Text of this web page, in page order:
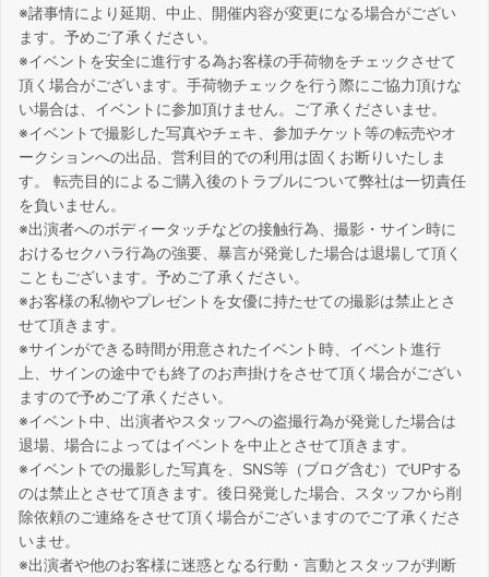
※諸事情により延期、中止、開催内容が変更になる場合がござい
ます。予めご了承ください。
※イベントを安全に進行する為お客様の手荷物をチェックさせて
頂く場合がございます。手荷物チェックを行う際にご協力頂けな
い場合は、イベントに参加頂けません。ご了承くださいませ。
※イベントで撮影した写真やチェキ、参加チケット等の転売やオ
ークションへの出品、営利目的での利用は固くお断りいたしま
す。 転売目的によるご購入後のトラブルについて弊社は一切責任
を負いません。
※出演者へのボディータッチなどの接触行為、撮影・サイン時に
おけるセクハラ行為の強要、暴言が発覚した場合は退場して頂く
こともございます。予めご了承ください。
※お客様の私物やプレゼントを女優に持たせての撮影は禁止とさ
せて頂きます。
※サインができる時間が用意されたイベント時、イベント進行
上、サインの途中でも終了のお声掛けをさせて頂く場合がござい
ますので予めご了承ください。
※イベント中、出演者やスタッフへの盗撮行為が発覚した場合は
退場、場合によってはイベントを中止とさせて頂きます。
※イベントでの撮影した写真を、SNS等（ブログ含む）でUPする
のは禁止とさせて頂きます。後日発覚した場合、スタッフから削
除依頼のご連絡をさせて頂く場合がございますのでご了承くださ
いませ。
※出演者や他のお客様に迷惑となる行動・言動とスタッフが判断